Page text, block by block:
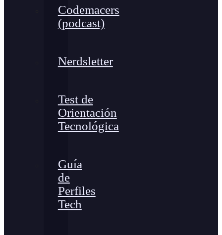
Codemacers
(podcast)
Nerdsletter
Test de
Orientación
Tecnológica
Guía
de
Perfiles
Tech